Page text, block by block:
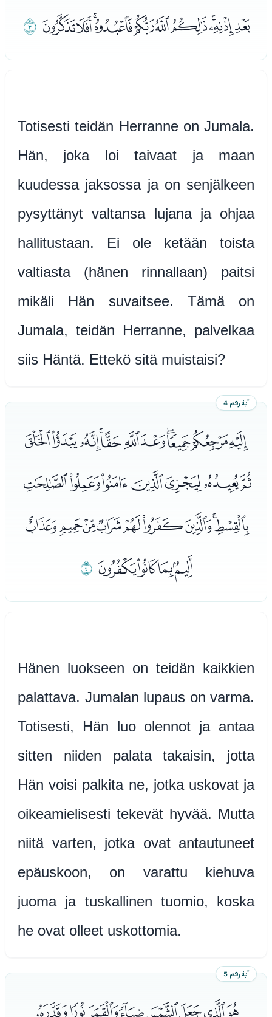
ﮋﮌﮍﮎﮏﮐﮑﮒﮓﮔﮕ
Totisesti teidän Herranne on Jumala.
Hän, joka loi taivaat ja maan
kuudessa jaksossa ja on senjälkeen
pysyttänyt valtansa lujana ja ohjaa
hallitustaan. Ei ole ketään toista
valtiasta (hänen rinnallaan) paitsi
mikäli Hän suvaitsee. Tämä on
Jumala, teidän Herranne, palvelkaa
siis Häntä. Ettekö sitä muistaisi?
آية رقم 4
ﮖﮗﮘﮙﮚﮛﮜﮝﮞﮟﮠ
ﮡﮢﮣﮤﮥﮦﮧ
ﮨﮩﮪﮫﮬﮭﮮﮯﮰ
ﮱﯓﯔﯕﯖ
Hänen luokseen on teidän kaikkien
palattava. Jumalan lupaus on varma.
Totisesti, Hän luo olennot ja antaa
sitten niiden palata takaisin, jotta
Hän voisi palkita ne, jotka uskovat ja
oikeamielisesti tekevät hyvää. Mutta
niitä varten, jotka ovat antautuneet
epäuskoon, on varattu kiehuva
juoma ja tuskallinen tuomio, koska
he ovat olleet uskottomia.
آية رقم 5